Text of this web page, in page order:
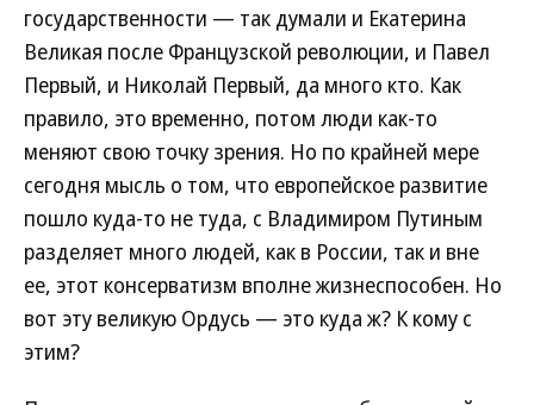
государственности — так думали и Екатерина
Великая после Французской революции, и Павел
Первый, и Николай Первый, да много кто. Как
правило, это временно, потом люди как-то
меняют свою точку зрения. Но по крайней мере
сегодня мысль о том, что европейское развитие
пошло куда-то не туда, с Владимиром Путиным
разделяет много людей, как в России, так и вне
ее, этот консерватизм вполне жизнеспособен. Но
вот эту великую Ордусь — это куда ж? К кому с
этим?